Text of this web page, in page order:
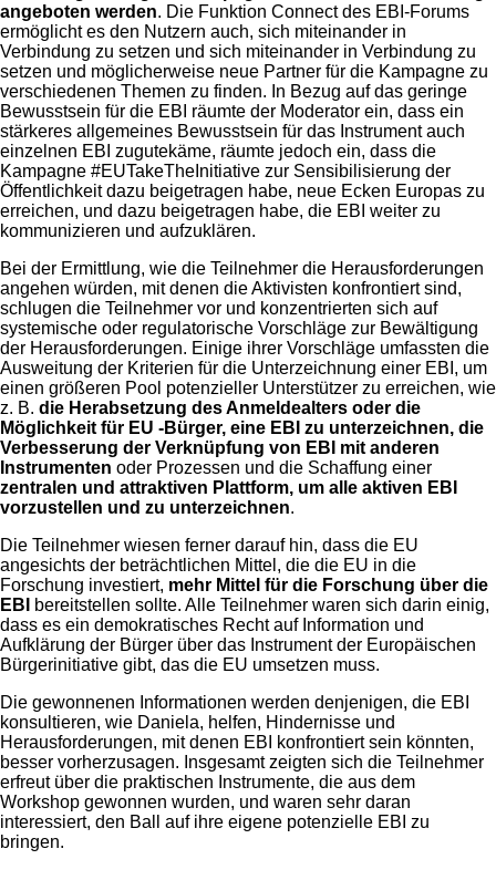
angeboten werden. Die Funktion Connect des EBI-Forums
ermöglicht es den Nutzern auch, sich miteinander in
Verbindung zu setzen und sich miteinander in Verbindung zu
setzen und möglicherweise neue Partner für die Kampagne zu
verschiedenen Themen zu finden. In Bezug auf das geringe
Bewusstsein für die EBI räumte der Moderator ein, dass ein
stärkeres allgemeines Bewusstsein für das Instrument auch
einzelnen EBI zugutekäme, räumte jedoch ein, dass die
Kampagne #EUTakeTheInitiative zur Sensibilisierung der
Öffentlichkeit dazu beigetragen habe, neue Ecken Europas zu
erreichen, und dazu beigetragen habe, die EBI weiter zu
kommunizieren und aufzuklären.
Bei der Ermittlung, wie die Teilnehmer die Herausforderungen
angehen würden, mit denen die Aktivisten konfrontiert sind,
schlugen die Teilnehmer vor und konzentrierten sich auf
systemische oder regulatorische Vorschläge zur Bewältigung
der Herausforderungen. Einige ihrer Vorschläge umfassten die
Ausweitung der Kriterien für die Unterzeichnung einer EBI, um
einen größeren Pool potenzieller Unterstützer zu erreichen, wie
z. B. die Herabsetzung des Anmeldealters oder die
Möglichkeit für EU -Bürger, eine EBI zu unterzeichnen, die
Verbesserung der Verknüpfung von EBI mit anderen
Instrumenten oder Prozessen und die Schaffung einer
zentralen und attraktiven Plattform, um alle aktiven EBI
vorzustellen und zu unterzeichnen.
Die Teilnehmer wiesen ferner darauf hin, dass die EU
angesichts der beträchtlichen Mittel, die die EU in die
Forschung investiert, mehr Mittel für die Forschung über die
EBI
bereitstellen sollte. Alle Teilnehmer waren sich darin einig,
dass es ein demokratisches Recht auf Information und
Aufklärung der Bürger über das Instrument der Europäischen
Bürgerinitiative gibt, das die EU umsetzen muss.
Die gewonnenen Informationen werden denjenigen, die EBI
konsultieren, wie Daniela, helfen, Hindernisse und
Herausforderungen, mit denen EBI konfrontiert sein könnten,
besser vorherzusagen. Insgesamt zeigten sich die Teilnehmer
erfreut über die praktischen Instrumente, die aus dem
Workshop gewonnen wurden, und waren sehr daran
interessiert, den Ball auf ihre eigene potenzielle EBI zu
bringen.